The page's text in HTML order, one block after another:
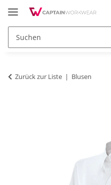
Zurück zur Liste Blusen